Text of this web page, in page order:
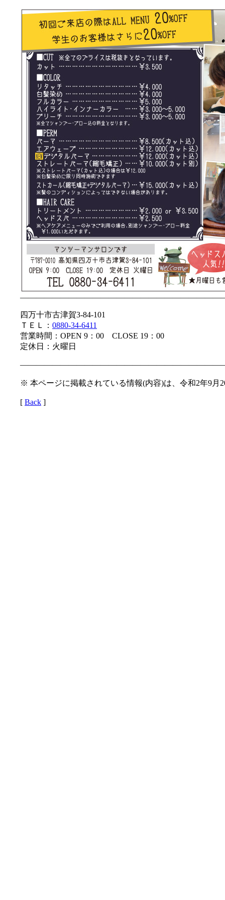
四万十市古津賀3-84-101
ＴＥＬ： 0880-34-6411
営業時間：OPEN 9：00 CLOSE 19：00
定休日：火曜日
※ 本ページに掲載されている情報(内容)は、令和2年9月
[ Back ]